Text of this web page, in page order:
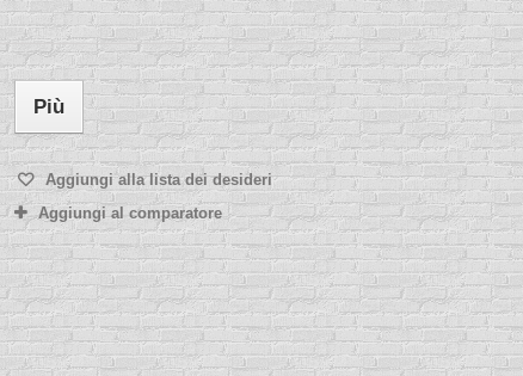
Più
Aggiungi alla lista dei desideri
Aggiungi al comparatore